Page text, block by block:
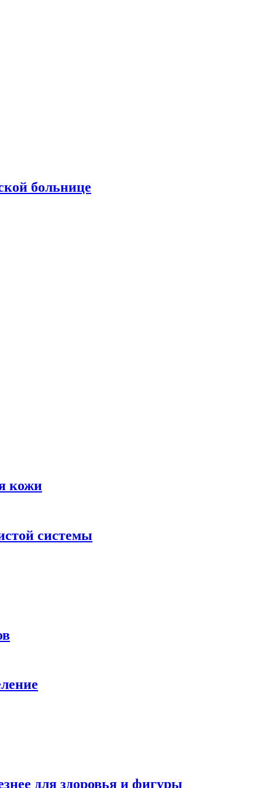
больнице
кожи
системы
для здоровья и фигуры